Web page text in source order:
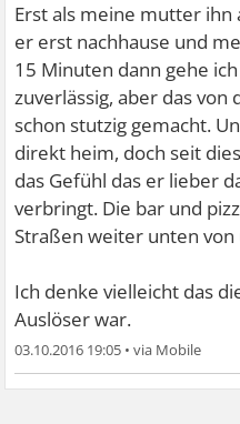
Erst als meine mutter ihn
er erst nachhause und
15 Minuten dann gehe
zuverlässig, aber das von
schon stutzig gemacht.
direkt heim, doch seit
das Gefühl das er lieber
verbringt. Die bar und
Straßen weiter unten
Ich denke vielleicht das
Auslöser war.
03.10.2016 19:05 •